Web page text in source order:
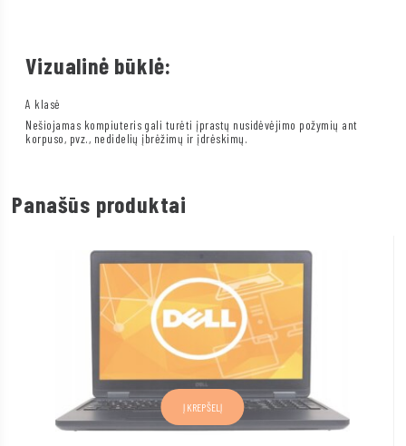
Vizualinė būklė:
A klasė
Nešiojamas kompiuteris gali turėti įprastų nusidėvėjimo požymių ant
korpuso, pvz., nedidelių įbrėžimų ir įdrėskimų.
Panašūs produktai
Į KREPŠELĮ